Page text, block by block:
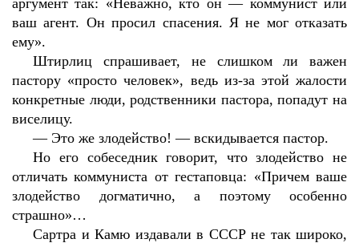
аргумент так: «Неважно, кто он — коммунист или
ваш агент. Он просил спасения. Я не мог отказать
ему».
Штирлиц спрашивает, не слишком ли важен
пастору «просто человек», ведь из-за этой жалости
конкретные люди, родственники пастора, попадут на
виселицу.
— Это же злодейство! — вскидывается пастор.
Но его собеседник говорит, что злодейство не
отличать коммуниста от гестаповца: «Причем ваше
злодейство догматично, а поэтому особенно
страшно»…
Сартра и Камю издавали в СССР не так широко,